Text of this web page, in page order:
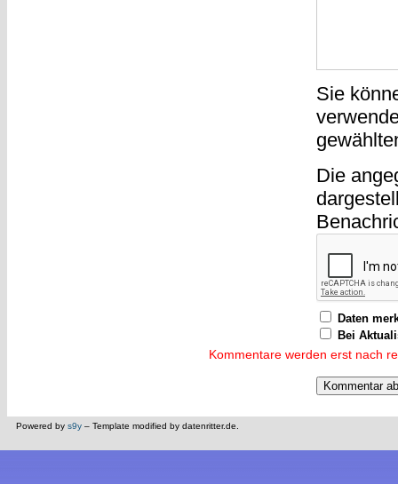
Sie
Die
Daten
Bei
Kommentare werden erst nach
Powered by s9y – Template modified by datenritter.de.